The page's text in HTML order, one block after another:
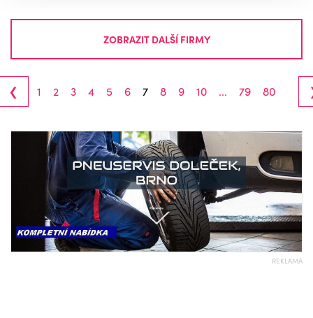
ZOBRAZIT DALŠÍ FIRMY
‹ 1 2 3 4 5 6 7 8 9 10 ... 79 80
REKLAMA